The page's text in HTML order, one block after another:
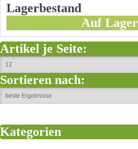
Lagerbestand
Auf Lager
Artikel je Seite:
Sortieren nach:
Kategorien